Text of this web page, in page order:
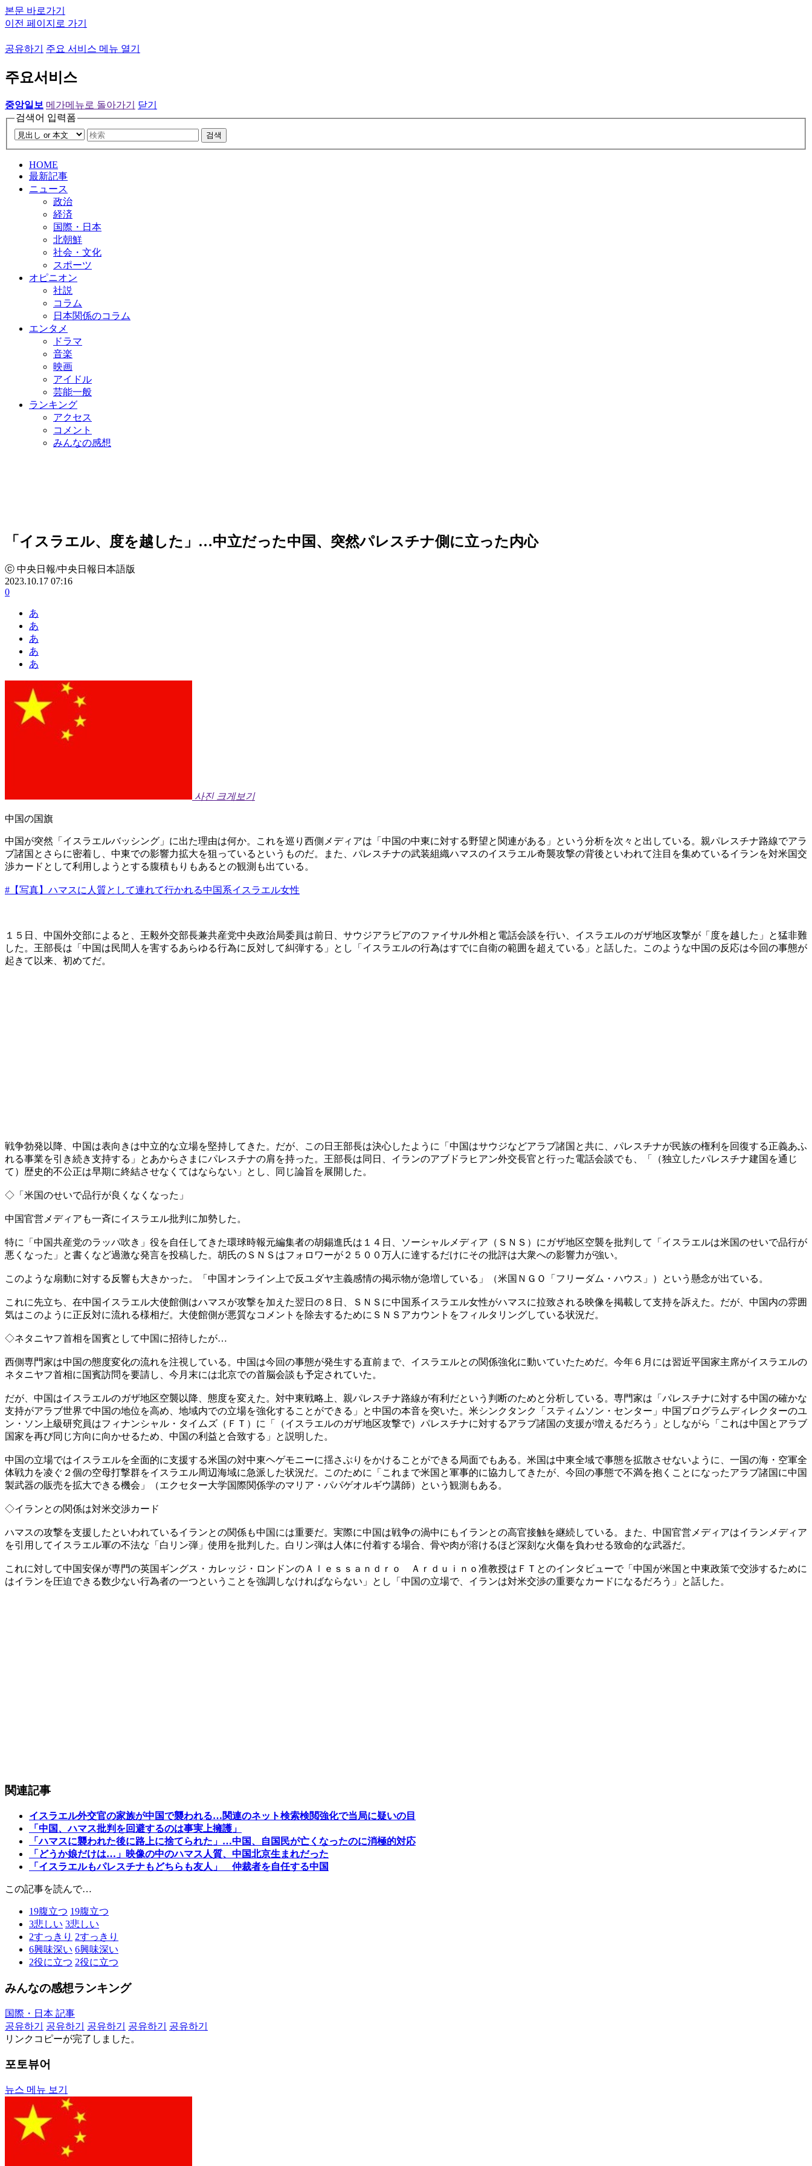
본문 바로가기
이전 페이지로 가기
공유하기 주요 서비스 메뉴 열기
주요서비스
중앙일보 메가메뉴로 돌아가기
닫기
검색어 입력폼
검색
HOME
最新記事
ニュース
政治
経済
国際・日本
北朝鮮
社会・文化
スポーツ
オピニオン
社説
コラム
日本関係のコラム
エンタメ
ドラマ
音楽
映画
アイドル
芸能一般
ランキング
アクセス
コメント
みんなの感想
「イスラエル、度を越した」…中立だった中国、突然パレスチナ側に立った内心
ⓒ 中央日報/中央日報日本語版
2023.10.17 07:16
0
あ
あ
あ
あ
あ
사진 크게보기
中国の国旗
中国が突然「イスラエルバッシング」に出た理由は何か。これを巡り西側メディアは「中国の中東に対する野望と関連がある」という分析を次々と出している。親パレスチナ路線でアラ
ブ諸国とさらに密着し、中東での影響力拡大を狙っているというものだ。また、パレスチナの武装組織ハマスのイスラエル奇襲攻撃の背後といわれて注目を集めているイランを対米国交
渉カードとして利用しようとする腹積もりもあるとの観測も出ている。
#【写真】ハマスに人質として連れて行かれる中国系イスラエル女性
１５日、中国外交部によると、王毅外交部長兼共産党中央政治局委員は前日、サウジアラビアのファイサル外相と電話会談を行い、イスラエルのガザ地区攻撃が「度を越した」と猛非難
した。王部長は「中国は民間人を害するあらゆる行為に反対して糾弾する」とし「イスラエルの行為はすでに自衛の範囲を超えている」と話した。このような中国の反応は今回の事態が
起きて以来、初めてだ。
戦争勃発以降、中国は表向きは中立的な立場を堅持してきた。だが、この日王部長は決心したように「中国はサウジなどアラブ諸国と共に、パレスチナが民族の権利を回復する正義あふ
れる事業を引き続き支持する」とあからさまにパレスチナの肩を持った。王部長は同日、イランのアブドラヒアン外交長官と行った電話会談でも、「（独立したパレスチナ建国を通じ
て）歴史的不公正は早期に終結させなくてはならない」とし、同じ論旨を展開した。
◇「米国のせいで品行が良くなくなった」
中国官営メディアも一斉にイスラエル批判に加勢した。
特に「中国共産党のラッパ吹き」役を自任してきた環球時報元編集者の胡錫進氏は１４日、ソーシャルメディア（ＳＮＳ）にガザ地区空襲を批判して「イスラエルは米国のせいで品行が
悪くなった」と書くなど過激な発言を投稿した。胡氏のＳＮＳはフォロワーが２５００万人に達するだけにその批評は大衆への影響力が強い。
このような扇動に対する反響も大きかった。「中国オンライン上で反ユダヤ主義感情の掲示物が急増している」（米国ＮＧＯ「フリーダム・ハウス」）という懸念が出ている。
これに先立ち、在中国イスラエル大使館側はハマスが攻撃を加えた翌日の８日、ＳＮＳに中国系イスラエル女性がハマスに拉致される映像を掲載して支持を訴えた。だが、中国内の雰囲
気はこのように正反対に流れる様相だ。大使館側が悪質なコメントを除去するためにＳＮＳアカウントをフィルタリングしている状況だ。
◇ネタニヤフ首相を国賓として中国に招待したが…
西側専門家は中国の態度変化の流れを注視している。中国は今回の事態が発生する直前まで、イスラエルとの関係強化に動いていたためだ。今年６月には習近平国家主席がイスラエルの
ネタニヤフ首相に国賓訪問を要請し、今月末には北京での首脳会談も予定されていた。
だが、中国はイスラエルのガザ地区空襲以降、態度を変えた。対中東戦略上、親パレスチナ路線が有利だという判断のためと分析している。専門家は「パレスチナに対する中国の確かな
支持がアラブ世界で中国の地位を高め、地域内での立場を強化することができる」と中国の本音を突いた。米シンクタンク「スティムソン・センター」中国プログラムディレクターのユ
ン・ソン上級研究員はフィナンシャル・タイムズ（ＦＴ）に「（イスラエルのガザ地区攻撃で）パレスチナに対するアラブ諸国の支援が増えるだろう」としながら「これは中国とアラブ
国家を再び同じ方向に向かせるため、中国の利益と合致する」と説明した。
中国の立場ではイスラエルを全面的に支援する米国の対中東ヘゲモニーに揺さぶりをかけることができる局面でもある。米国は中東全域で事態を拡散させないように、一国の海・空軍全
体戦力を凌ぐ２個の空母打撃群をイスラエル周辺海域に急派した状況だ。このために「これまで米国と軍事的に協力してきたが、今回の事態で不満を抱くことになったアラブ諸国に中国
製武器の販売を拡大できる機会」（エクセター大学国際関係学のマリア・パパゲオルギウ講師）という観測もある。
◇イランとの関係は対米交渉カード
ハマスの攻撃を支援したといわれているイランとの関係も中国には重要だ。実際に中国は戦争の渦中にもイランとの高官接触を継続している。また、中国官営メディアはイランメディア
を引用してイスラエル軍の不法な「白リン弾」使用を批判した。白リン弾は人体に付着する場合、骨や肉が溶けるほど深刻な火傷を負わせる致命的な武器だ。
これに対して中国安保が専門の英国ギングス・カレッジ・ロンドンのＡｌｅｓｓａｎｄｒｏ Ａｒｄｕｉｎｏ准教授はＦＴとのインタビューで「中国が米国と中東政策で交渉するために
はイランを圧迫できる数少ない行為者の一つということを強調しなければならない」とし「中国の立場で、イランは対米交渉の重要なカードになるだろう」と話した。
関連記事
イスラエル外交官の家族が中国で襲われる…関連のネット検索検閲強化で当局に疑いの目
「中国、ハマス批判を回避するのは事実上擁護」
「ハマスに襲われた後に路上に捨てられた」…中国、自国民が亡くなったのに消極的対応
「どうか娘だけは…」映像の中のハマス人質、中国北京生まれだった
「イスラエルもパレスチナもどちらも友人」 仲裁者を自任する中国
この記事を読んで…
19腹立つ 19腹立つ
3悲しい 3悲しい
2すっきり 2すっきり
6興味深い 6興味深い
2役に立つ 2役に立つ
みんなの感想ランキング
国際・日本 記事
공유하기
공유하기 공유하기 공유하기
공유하기
リンクコピーが完了しました。
포토뷰어
뉴스 메뉴 보기